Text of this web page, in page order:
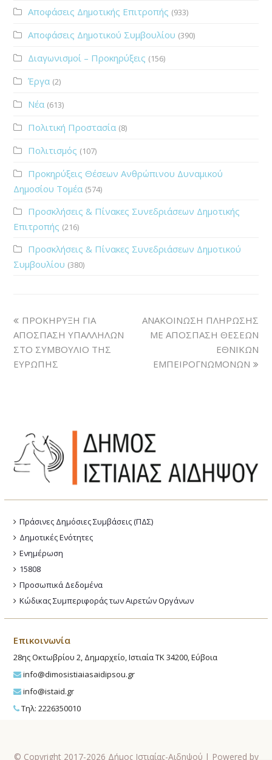
Αποφάσεις Δημοτικής Επιτροπής (933)
Αποφάσεις Δημοτικού Συμβουλίου (390)
Διαγωνισμοί – Προκηρύξεις (156)
Έργα (2)
Νέα (613)
Πολιτική Προστασία (8)
Πολιτισμός (107)
Προκηρύξεις Θέσεων Ανθρώπινου Δυναμικού
Δημοσίου Τομέα (574)
Προσκλήσεις & Πίνακες Συνεδριάσεων Δημοτικής
Επιτροπής (216)
Προσκλήσεις & Πίνακες Συνεδριάσεων Δημοτικού
Συμβουλίου (380)
ΠΡΟΚΗΡΥΞΗ ΓΙΑ
ΑΠΟΣΠΑΣΗ ΥΠΑΛΛΗΛΩΝ
ΣΤΟ ΣΥΜΒΟΥΛΙΟ ΤΗΣ
ΕΥΡΩΠΗΣ
ΑΝΑΚΟΙΝΩΣΗ ΠΛΗΡΩΣΗΣ
ΜΕ ΑΠΟΣΠΑΣΗ ΘΕΣΕΩΝ
ΕΘΝΙΚΩΝ
ΕΜΠΕΙΡΟΓΝΩΜΟΝΩΝ
Πράσινες Δημόσιες Συμβάσεις (ΠΔΣ)
Δημοτικές Ενότητες
Ενημέρωση
15808
Προσωπικά Δεδομένα
Κώδικας Συμπεριφοράς των Αιρετών Οργάνων
Επικοινωνία
28ης Οκτωβρίου 2, Δημαρχείο, Ιστιαία ΤΚ 34200, Εύβοια
info@dimosistiaiasaidipsou.gr
info@istaid.gr
Τηλ: 2226350010
© Copyright 2017-2026 Δήμος Ιστιαίας-Αιδηψού | Powered by